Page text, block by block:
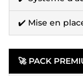
✔️ Mise en
🚀 PACK